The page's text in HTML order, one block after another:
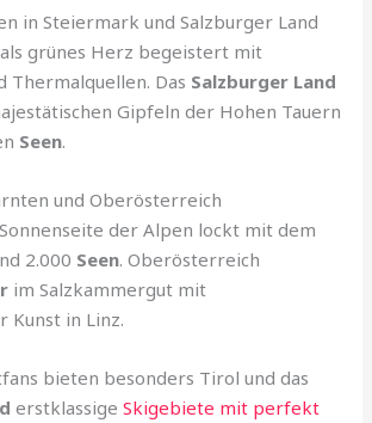
in Steiermark und Salzburger Land
grünes Herz begeistert mit
Thermalquellen. Das Salzburger Land
Gipfeln der Hohen Tauern
Seen.
und Oberösterreich
der Alpen lockt mit dem
2.000 Seen. Oberösterreich
im Salzkammergut mit
Kunst in Linz.
bieten besonders Tirol und das
erstklassigeSkigebiete mit perfekt